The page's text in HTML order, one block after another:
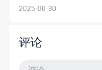
2025-06-30
评论